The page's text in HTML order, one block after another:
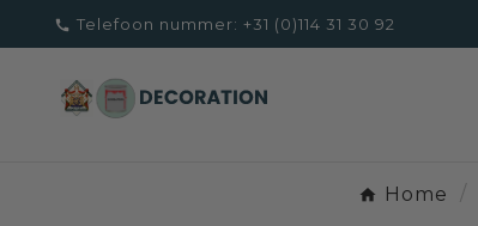
 Telefoon nummer: +31 (0)114 31 30 92
Home